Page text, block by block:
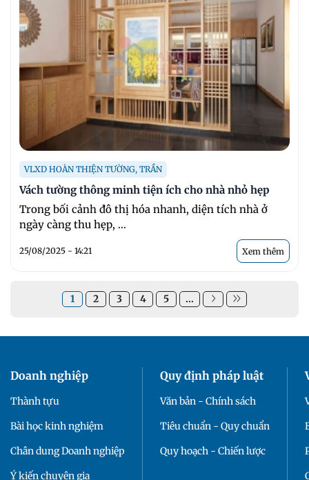
VLXD HOÀN THIỆN TƯỜNG, TRẦN
Vách tường thông minh tiện ích cho nhà nhỏ hẹp
Trong bối cảnh đô thị hóa nhanh, diện tích nhà ở
ngày càng thu hẹp, ...
25/08/2025 - 14:21 Xem thêm
1 2 3 4 5 ...
Doanh nghiệp
Thành tựu
Bài học kinh nghiệm
Chân dung Doanh nghiệp
Ý kiến chuyên gia
Quy định pháp luật
Văn bản - Chính sách
Tiêu chuẩn - Quy chuẩn
Quy hoạch - Chiến lược